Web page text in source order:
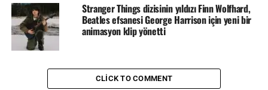
Stranger Things dizisinin yıldızı Finn Wolfhard,
Beatles efsanesi George Harrison için yeni bir
animasyon klip yönetti
CLICK TO COMMENT